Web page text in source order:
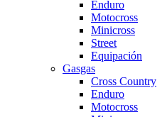
Enduro
Motocross
Minicross
Street
Equipación
Gasgas
Cross Country
Enduro
Motocross